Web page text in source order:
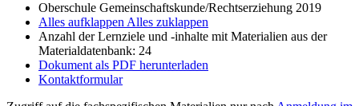
Oberschule Gemeinschaftskunde/Rechtserziehung 2019
Alles aufklappen Alles zuklappen
Anzahl der Lernziele und -inhalte mit Materialien aus der
Materialdatenbank: 24
Dokument als PDF herunterladen
Kontaktformular